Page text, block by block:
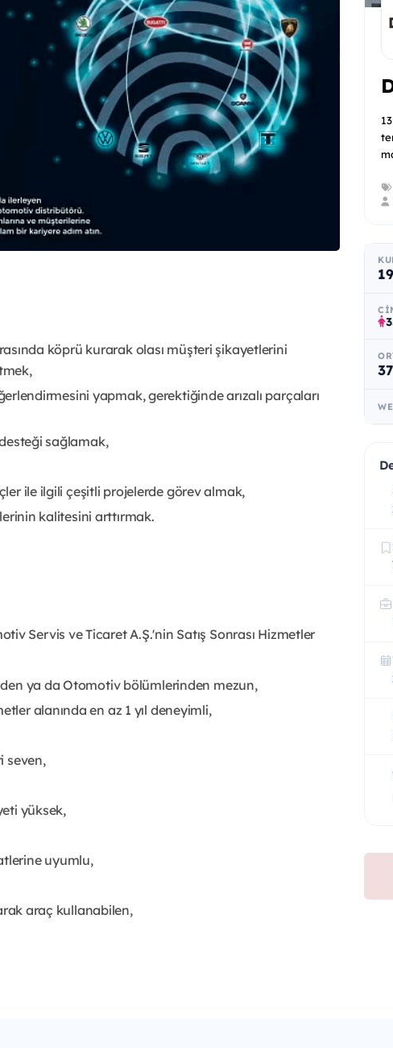
köprü kurarak olası müşteri şikayetlerini
yapmak, gerektiğinde arızalı parçaları
sağlamak,
ile ilgili çeşitli projelerde görev almak,
kalitesini arttırmak.
Servis ve Ticaret A.Ş.'nin Satış Sonrası Hizmetler
ya da Otomotiv bölümlerinden mezun,
alanında en az 1 yıl deneyimli,
yüksek,
uyumlu,
araç kullanabilen,
37